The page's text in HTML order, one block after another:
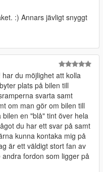
:) Annars jävligt snyggt
har du möjlighet att kolla
plats på bilen till
svarta samt
om man gör om bilen till
en "blå" tint över hela
du har ett svar på samt
kunna kontaka mig på
är ett väldigt stort fan av
fordon som ligger på